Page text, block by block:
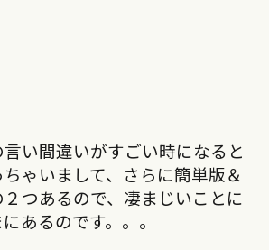
い間違いがすごい時になると
ゃいまして、さらに簡単版＆
つあるので、凄まじいことに
あるのです。。。